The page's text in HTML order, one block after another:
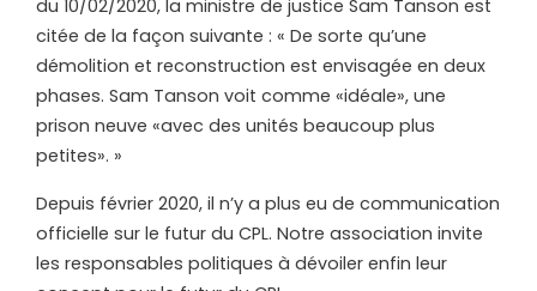
du 10/02/2020, la ministre de justice Sam Tanson est
citée de la façon suivante : « De sorte qu’une
démolition et reconstruction est envisagée en deux
phases. Sam Tanson voit comme «idéale», une
prison neuve «avec des unités beaucoup plus
petites». »
Depuis février 2020, il n’y a plus eu de communication
officielle sur le futur du CPL. Notre association invite
les responsables politiques à dévoiler enfin leur